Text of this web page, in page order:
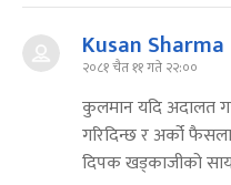
Kusan Sharma
२०८१ चैत ११ गते २२:००
कुलमान यदि अदालत
गरिदिन्छ र अर्को
दिपक खड्काजीको